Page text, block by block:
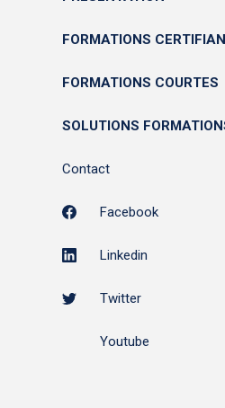
FORMATIONS
FORMATIONS COURTES
SOLUTIONS
Contact
Facebook
Linkedin
Twitter
Youtube